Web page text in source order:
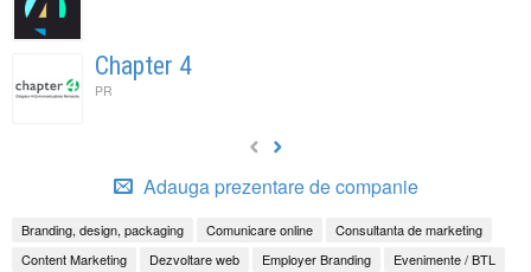
Chapter 4
PR
Adauga prezentare de companie
Branding, design, packaging Comunicare online
Consultanta de marketing
Content Marketing
Dezvoltare web Employer Branding Evenimente / BTL